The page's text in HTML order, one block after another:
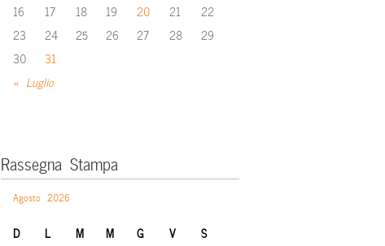
« Luglio
16
17 18 19 20 21
22
23
24 25 26 27 28
29
30
31
Rassegna Stampa
Agosto 2026
D L M M G V S